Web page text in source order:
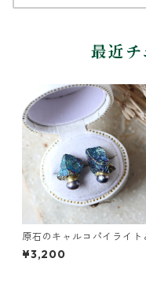
最近チ
原石のキャルコパイライト
パールの金継ぎピアス
¥3,200